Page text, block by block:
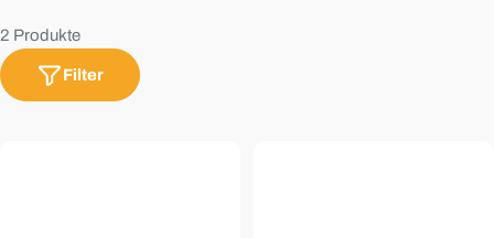
m
l
u
2 Produkte
Filter